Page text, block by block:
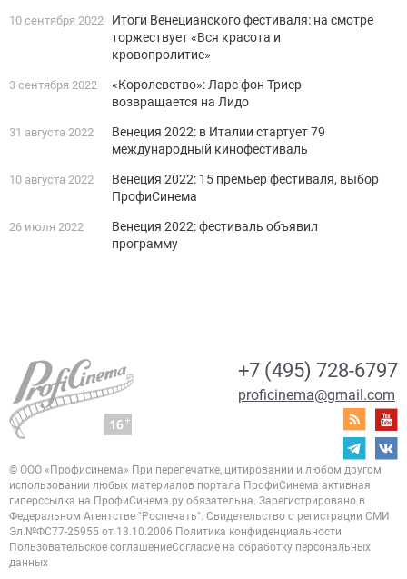
10 сентября 2022
Итоги Венецианского фестиваля: на смотре
торжествует «Вся красота и
кровопролитие»
3 сентября 2022
«Королевство»: Ларс фон Триер
возвращается на Лидо
31 августа 2022
Венеция 2022: в Италии стартует 79
международный кинофестиваль
10 августа 2022
Венеция 2022: 15 премьер фестиваля, выбор
ПрофиСинема
26 июля 2022
Венеция 2022: фестиваль объявил
программу
+7 (495) 728-6797
proficinema@gmail.com
© ООО «Профисинема» При перепечатке, цитировании и любом другом
использовании любых материалов портала ПрофиСинема активная
гиперссылка на ПрофиСинема.ру обязательна. Зарегистрировано в
Федеральном Агентстве "Роспечать". Свидетельство о регистрации СМИ
Эл.№ФС77-25955 от 13.10.2006 Политика конфиденциальности
Пользовательское соглашениеСогласие на обработку персональных
данных